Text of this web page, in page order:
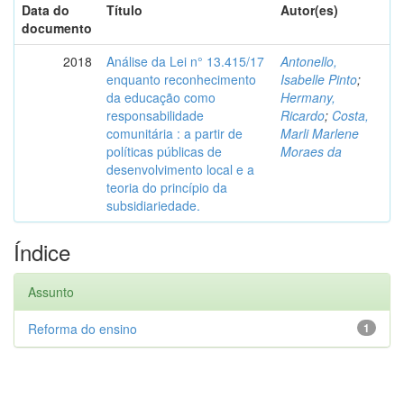
Data do
documento
Título Autor(es)
2018
Análise da Lei n° 13.415/17
enquanto reconhecimento
da educação como
responsabilidade
comunitária : a partir de
políticas públicas de
desenvolvimento local e a
teoria do princípio da
subsidiariedade.
Antonello,
Isabelle Pinto;
Hermany,
Ricardo; Costa,
Marli Marlene
Moraes da
Índice
Assunto
1
Reforma do ensino